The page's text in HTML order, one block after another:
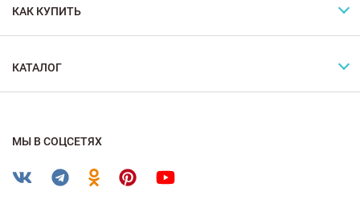
КАК КУПИТЬ
КАТАЛОГ
МЫ В СОЦСЕТЯХ